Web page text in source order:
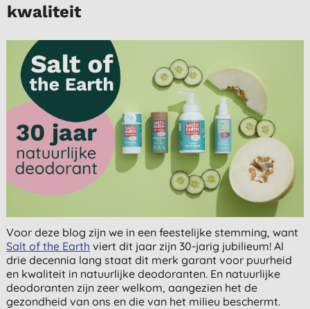
kwaliteit
Voor deze blog zijn we in een feestelijke stemming, want
Salt of the Earth viert dit jaar zijn 30-jarig jubilieum! Al
drie decennia lang staat dit merk garant voor puurheid
en kwaliteit in natuurlijke deodoranten. En natuurlijke
deodoranten zijn zeer welkom, aangezien het de
gezondheid van ons en die van het milieu beschermt.